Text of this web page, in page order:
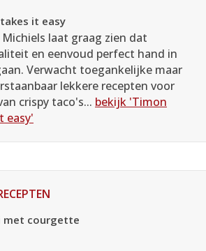
it easy
laat graag zien dat
en eenvoud perfect hand in
Verwacht toegankelijke maar
lekkere recepten voor
crispy taco's... bekijk 'Timon
easy'
met courgette